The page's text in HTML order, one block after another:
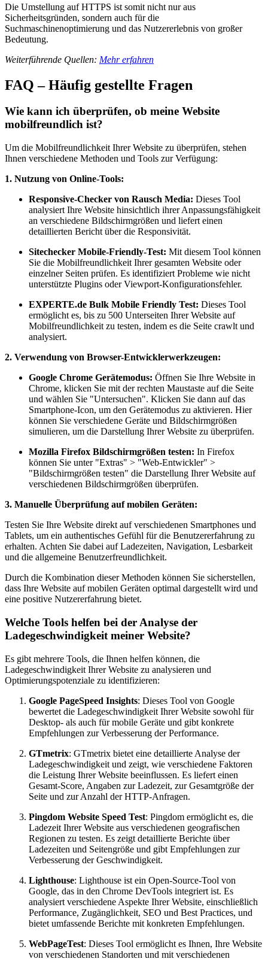
Die Umstellung auf HTTPS ist somit nicht nur aus
Sicherheitsgründen, sondern auch für die
Suchmaschinenoptimierung und das Nutzererlebnis von großer
Bedeutung.
Weiterführende Quellen: Mehr erfahren
FAQ – Häufig gestellte Fragen
Wie kann ich überprüfen, ob meine Website
mobilfreundlich ist?
Um die Mobilfreundlichkeit Ihrer Website zu überprüfen, stehen
Ihnen verschiedene Methoden und Tools zur Verfügung:
1. Nutzung von Online-Tools:
Responsive-Checker von Rausch Media: Dieses Tool
analysiert Ihre Website hinsichtlich ihrer Anpassungsfähigkeit
an verschiedene Bildschirmgrößen und liefert einen
detaillierten Bericht über die Responsivität.
Sitechecker Mobile-Friendly-Test: Mit diesem Tool können
Sie die Mobilfreundlichkeit Ihrer gesamten Website oder
einzelner Seiten prüfen. Es identifiziert Probleme wie nicht
unterstützte Plugins oder Viewport-Konfigurationsfehler.
EXPERTE.de Bulk Mobile Friendly Test: Dieses Tool
ermöglicht es, bis zu 500 Unterseiten Ihrer Website auf
Mobilfreundlichkeit zu testen, indem es die Seite crawlt und
analysiert.
2. Verwendung von Browser-Entwicklerwerkzeugen:
Google Chrome Gerätemodus: Öffnen Sie Ihre Website in
Chrome, klicken Sie mit der rechten Maustaste auf die Seite
und wählen Sie "Untersuchen". Klicken Sie dann auf das
Smartphone-Icon, um den Gerätemodus zu aktivieren. Hier
können Sie verschiedene Geräte und Bildschirmgrößen
simulieren, um die Darstellung Ihrer Website zu überprüfen.
Mozilla Firefox Bildschirmgrößen testen: In Firefox
können Sie unter "Extras" > "Web-Entwickler" >
"Bildschirmgrößen testen" die Darstellung Ihrer Website auf
verschiedenen Bildschirmgrößen überprüfen.
3. Manuelle Überprüfung auf mobilen Geräten:
Testen Sie Ihre Website direkt auf verschiedenen Smartphones und
Tablets, um ein authentisches Gefühl für die Benutzererfahrung zu
erhalten. Achten Sie dabei auf Ladezeiten, Navigation, Lesbarkeit
und die allgemeine Benutzerfreundlichkeit.
Durch die Kombination dieser Methoden können Sie sicherstellen,
dass Ihre Website auf mobilen Geräten optimal dargestellt wird und
eine positive Nutzererfahrung bietet.
Welche Tools helfen bei der Analyse der
Ladegeschwindigkeit meiner Website?
Es gibt mehrere Tools, die Ihnen helfen können, die
Ladegeschwindigkeit Ihrer Website zu analysieren und
Optimierungspotenziale zu identifizieren:
Google PageSpeed Insights: Dieses Tool von Google
bewertet die Ladegeschwindigkeit Ihrer Website sowohl für
Desktop- als auch für mobile Geräte und gibt konkrete
Empfehlungen zur Verbesserung der Performance.
GTmetrix: GTmetrix bietet eine detaillierte Analyse der
Ladegeschwindigkeit und zeigt, wie verschiedene Faktoren
die Leistung Ihrer Website beeinflussen. Es liefert einen
Gesamt-Score, Angaben zur Ladezeit, zur Gesamtgröße der
Seite und zur Anzahl der HTTP-Anfragen.
Pingdom Website Speed Test: Pingdom ermöglicht es, die
Ladezeit Ihrer Website aus verschiedenen geografischen
Regionen zu testen. Es zeigt detaillierte Berichte über
Ladezeiten und Seitengröße und gibt Empfehlungen zur
Verbesserung der Geschwindigkeit.
Lighthouse: Lighthouse ist ein Open-Source-Tool von
Google, das in den Chrome DevTools integriert ist. Es
analysiert verschiedene Aspekte Ihrer Website, einschließlich
Performance, Zugänglichkeit, SEO und Best Practices, und
bietet umfassende Berichte mit konkreten Empfehlungen.
WebPageTest: Dieses Tool ermöglicht es Ihnen, Ihre Website
von verschiedenen Standorten und mit verschiedenen